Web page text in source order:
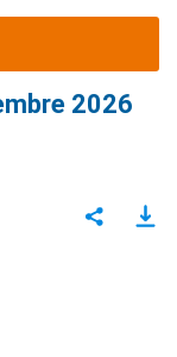
2026